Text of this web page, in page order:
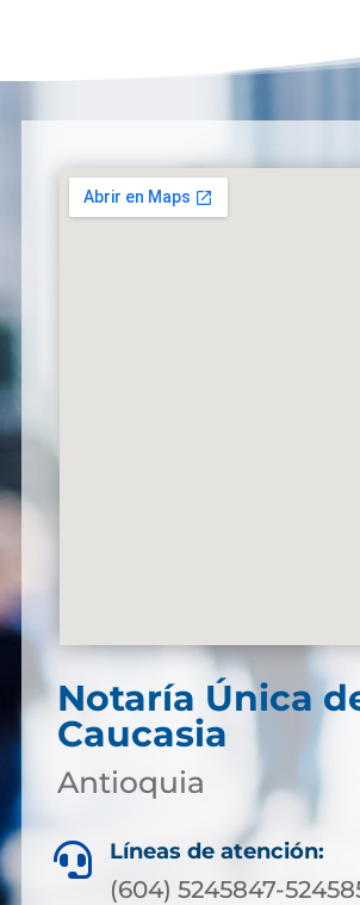
Notaría Única
Caucasia
Antioquia
 Líneas de atención:
(604) 5245847-